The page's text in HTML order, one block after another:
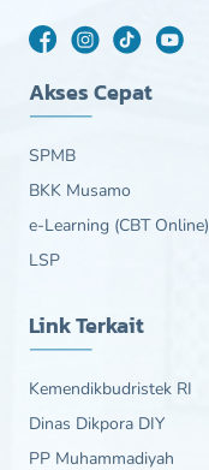
Akses Cepat
SPMB
BKK Musamo
e-Learning (CBT Online)
LSP
Link Terkait
Kemendikbudristek RI
Dinas Dikpora DIY
PP Muhammadiyah